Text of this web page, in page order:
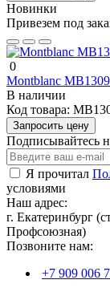
Новинки
Привезем под
0
Montblanc
В наличии
Код товара:
Запросить цену
Подписывайтесь
Я прочитал
условиями
Наш адрес:
г. Екатеринбург
Профсоюзная)
Позвоните нам:
+7 909 006